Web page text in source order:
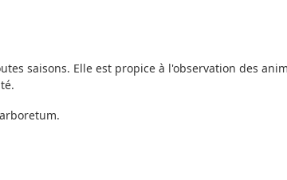
saisons. Elle est propice à l'observation des